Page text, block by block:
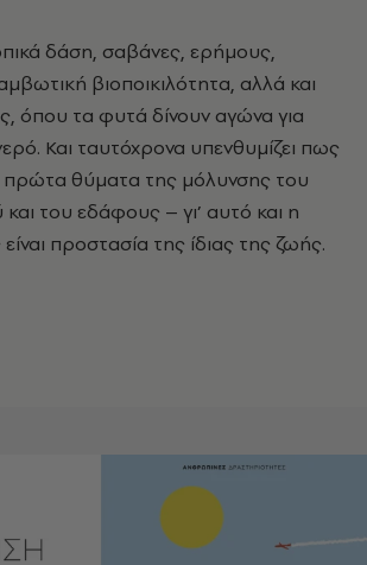
δάση, σαβάνες, ερήμους,
βιοποικιλότητα, αλλά και
όπου τα φυτά δίνουν αγώνα για
Και ταυτόχρονα υπενθυμίζει πως
πρώτα θύματα της μόλυνσης του
του εδάφους – γι’ αυτό και η
προστασία της ίδιας της ζωής.